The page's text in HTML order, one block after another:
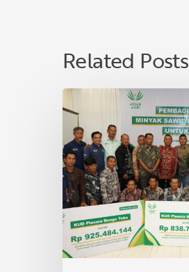
Related Posts
Asian
Agri
Bagikan
Premi
Minyak
Sawit
Lestari
untuk
40
KUD